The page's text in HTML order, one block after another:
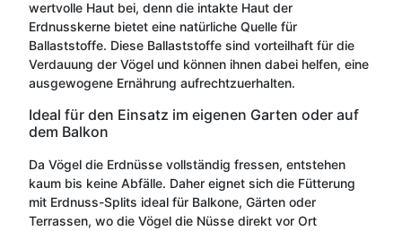
wertvolle Haut bei, denn die intakte Haut der
Erdnusskerne bietet eine natürliche Quelle für
Ballaststoffe. Diese Ballaststoffe sind vorteilhaft für die
Verdauung der Vögel und können ihnen dabei helfen, eine
ausgewogene Ernährung aufrechtzuerhalten.
Ideal für den Einsatz im eigenen Garten oder auf
dem Balkon
Da Vögel die Erdnüsse vollständig fressen, entstehen
kaum bis keine Abfälle. Daher eignet sich die Fütterung
mit Erdnuss-Splits ideal für Balkone, Gärten oder
Terrassen, wo die Vögel die Nüsse direkt vor Ort